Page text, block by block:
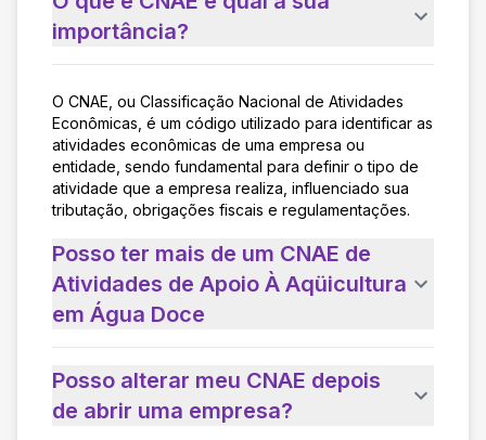
importância?
O CNAE, ou Classificação Nacional de Atividades
Econômicas, é um código utilizado para identificar as
atividades econômicas de uma empresa ou
entidade, sendo fundamental para definir o tipo de
atividade que a empresa realiza, influenciado sua
tributação, obrigações fiscais e regulamentações.
Posso ter mais de um CNAE de
Atividades de Apoio À Aqüicultura
em Água Doce
Posso alterar meu CNAE depois
de abrir uma empresa?